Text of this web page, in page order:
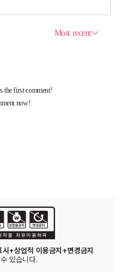
+상업적 이용금지+변경금지
있습니다.